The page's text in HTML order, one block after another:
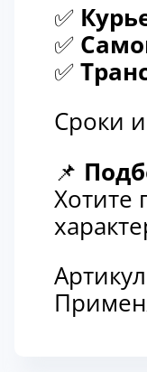
✅
✅
✅
Сроки
📌
Хотите